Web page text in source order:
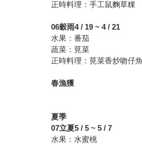
正時料理：手工鼠麴草粿
06穀雨4 / 19 ~ 4 / 21
水果：番茄
蔬菜：莧菜
正時料理：莧菜香炒吻仔魚
春漁獲
夏季
07立夏5 / 5 ~ 5 / 7
水果：水蜜桃